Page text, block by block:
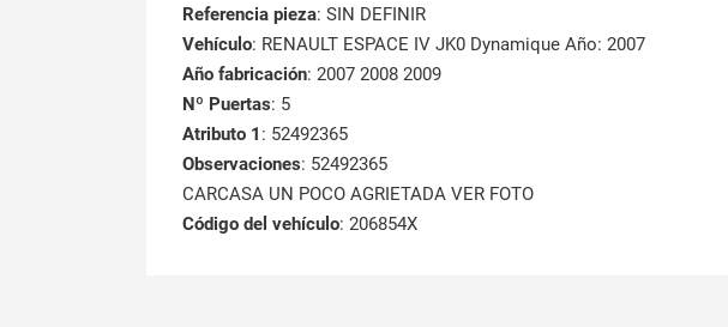
Referencia pieza: SIN DEFINIR
Vehículo: RENAULT ESPACE IV JK0 Dynamique Año: 2007
Año fabricación: 2007 2008 2009
Nº Puertas: 5
Atributo 1 : 52492365
Observaciones: 52492365
CARCASA UN POCO AGRIETADA VER FOTO
Código del vehículo: 206854X